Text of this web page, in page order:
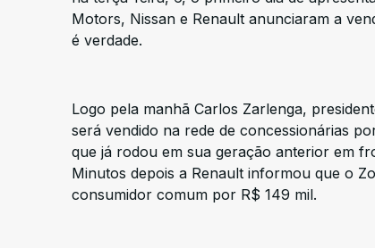
Motors, Nissan e Renault anunciaram a
é verdade.
Logo pela manhã Carlos Zarlenga,
será vendido na rede de concessionárias
que já rodou em sua geração anterior em
Minutos depois a Renault informou que o
consumidor comum por R$ 149 mil.